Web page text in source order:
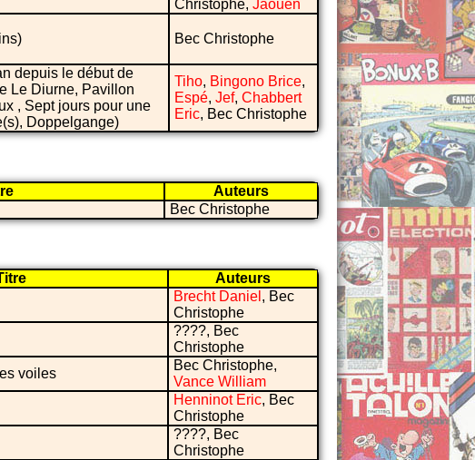
Christophe, Jaouen
Bec Christophe
depuis le début de
Le Diurne, Pavillon
, Sept jours pour une
Doppelgange)
Tiho, Bingono Brice,
Espé, Jef, Chabbert
Eric, Bec Christophe
Auteurs
Bec Christophe
Auteurs
Brecht Daniel , Bec
Christophe
????, Bec
Christophe
voiles
Bec Christophe,
Vance William
Henninot Eric, Bec
Christophe
????, Bec
Christophe